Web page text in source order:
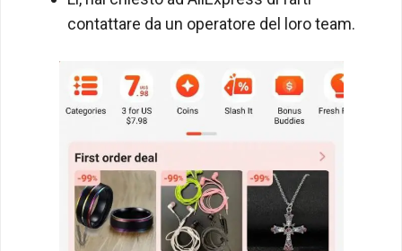
contattare da un operatore del loro team.